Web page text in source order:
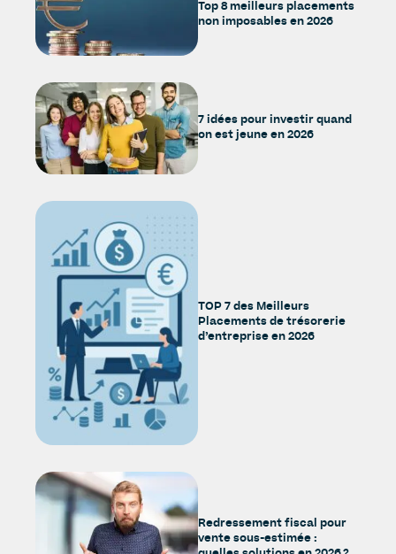
Top 8 meilleurs placements
non imposables en 2026
7 idées pour investir quand
on est jeune en 2026
TOP 7 des Meilleurs
Placements de trésorerie
d’entreprise en 2026
Redressement fiscal pour
vente sous-estimée :